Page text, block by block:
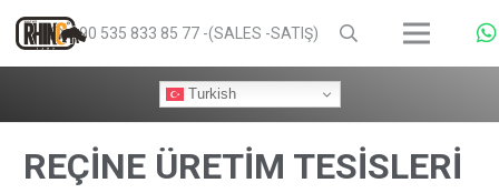
+90 535 833 85 77 -(SALES -SATIŞ)
Turkish
REÇİNE ÜRETİM TESİSLERİ